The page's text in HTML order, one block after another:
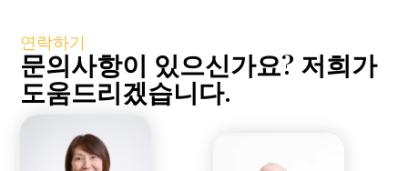
연락하기
문의사항이 있으신가요? 저희가
도움드리겠습니다.